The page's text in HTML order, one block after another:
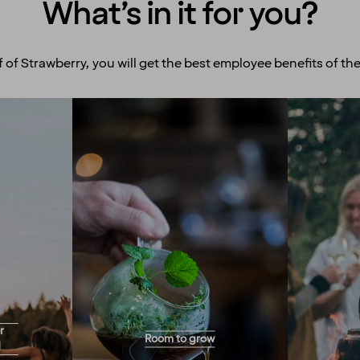
What’s in it for you?
of Strawberry, you will get the best employee benefits of
for
Room to grow
Room to grow
With more than 200 hotels
across the Nordics, we offer
you endless opportunities
for career progression!
Would you like to work full-
time, part-time, a few hours
We
and
to
and